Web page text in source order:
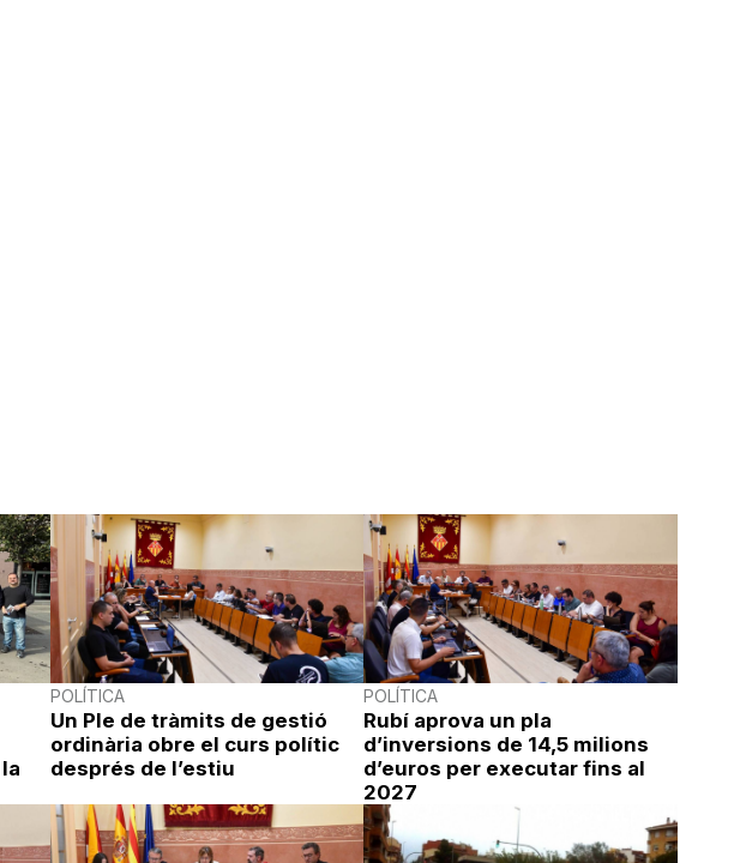
POLÍTICA
Un Ple de tràmits de gestió
ordinària obre el curs polític
després de l’estiu
POLÍTICA
Rubí aprova un pla
d’inversions de 14,5 milions
d’euros per executar fins al
2027